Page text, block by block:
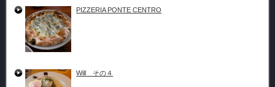
PIZZERIA PONTE CENTRO
Will その４